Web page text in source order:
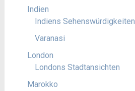
Indien
Indiens Sehenswürdigkeiten
Varanasi
London
Londons Stadtansichten
Marokko